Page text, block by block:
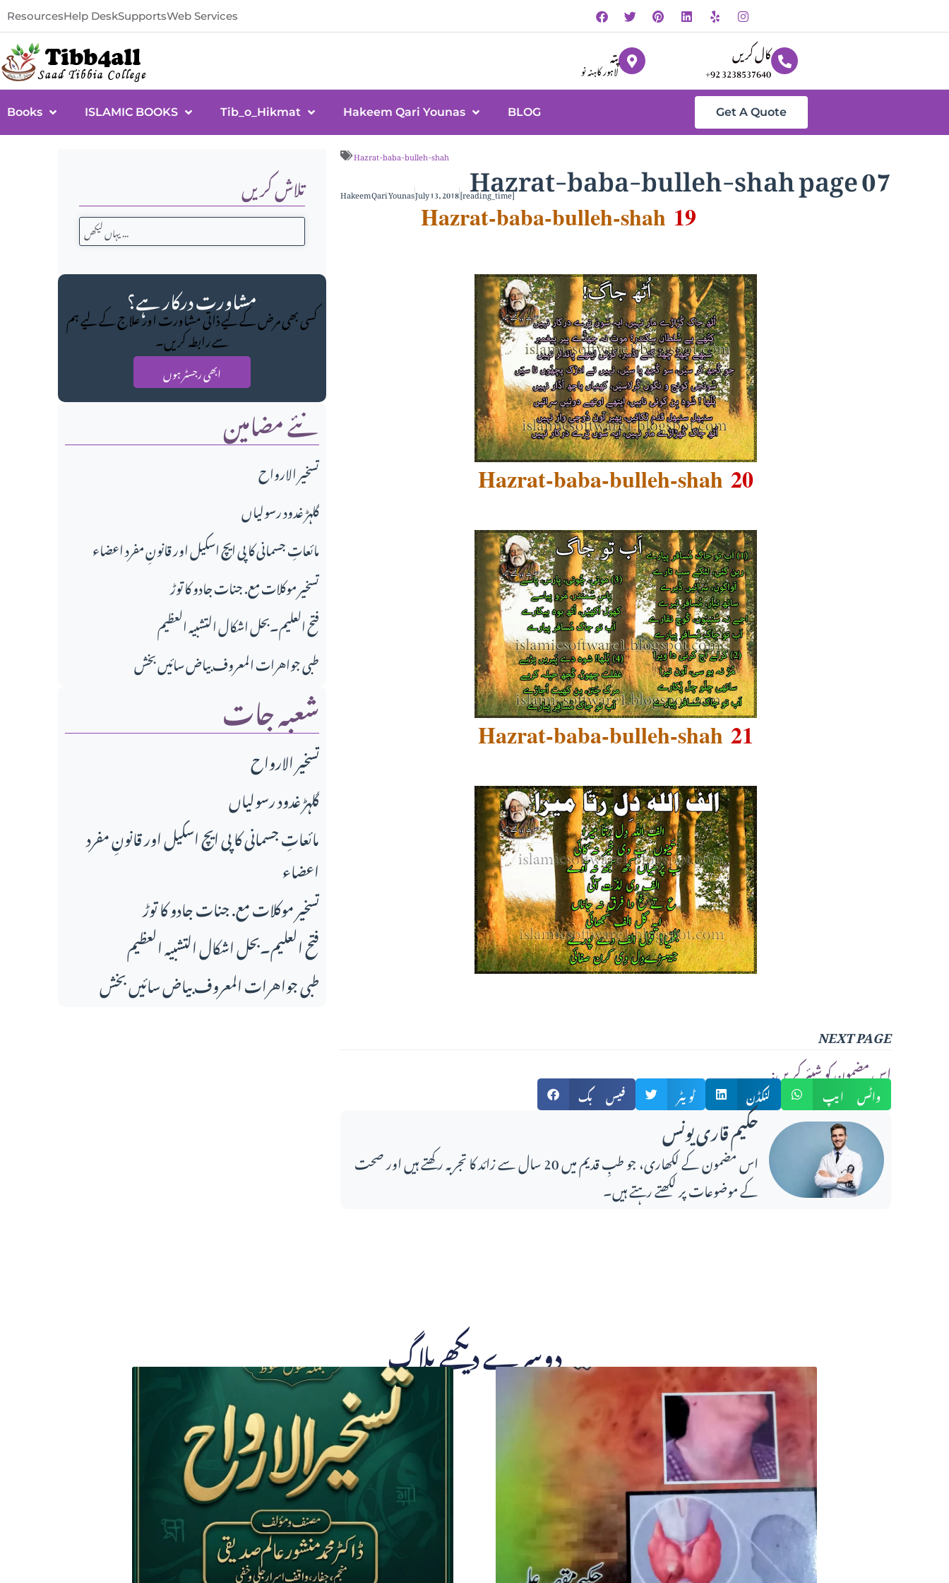
ResourcesHelp DeskSupportsWeb Services
پتہ
لاہور کاہنہ نو
کال کریں
+92 3238537640
Books ISLAMIC BOOKS Tib_o_Hikmat Hakeem Qari Younas BLOG Get A Quote
تلاش کریں
مشاورت درکار ہے؟
کسی بھی مرض کے لیے ذاتی مشاورت اور علاج کے لیے ہم
سے رابطہ کریں۔
ابھی رجسٹر ہوں
نئے مضامین
تسخير الارواح
گلہڑ غدود رسولیاں
مائعاتِ جسمانی کا پی ایچ اسکیل اور قانونِ مفرد اعضاء
تسخیر موکلات مع. جنات جادو کا توڑ
فتح العلیم۔بحل اشکال التشبیہ العظیم
طبی جواهرات المعروف بیاض سائیں بخش
شعبہ جات
تسخير الارواح
گلہڑ غدود رسولیاں
مائعاتِ جسمانی کا پی ایچ اسکیل اور قانونِ مفرد
اعضاء
تسخیر موکلات مع. جنات جادو کا توڑ
فتح العلیم۔بحل اشکال التشبیہ العظیم
طبی جواهرات المعروف بیاض سائیں بخش
Hazrat-baba-bulleh-shah Hazrat-baba-bulleh-shah page 07
Hakeem Qari YounasJuly 13, 2018[reading_time]
Hazrat-baba-bulleh-shah 19
Hazrat-baba-bulleh-shah 20
Hazrat-baba-bulleh-shah 21
NEXT PAGE
:اس مضمون کو شیئر کریں
فیس بک ٹویٹر لنکڈن واٹس ایپ
حکیم قاری یونس
اس مضمون کے لکھاری، جو طبِ قدیم میں 20 سال سے زائد کا تجربہ رکھتے ہیں اور صحت
کے موضوعات پر لکھتے رہتے ہیں۔
دوسرے دیکھے بلاگ